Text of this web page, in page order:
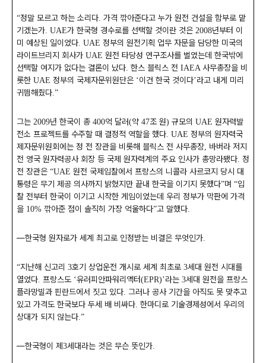
“정말 모르고 하는 소리다. 가격 깎아준다고 누가 원전 건설을 함부로 맡
기겠는가. UAE가 한국형 경수로를 선택할 것이란 것은 2008년부터 이
미 예상된 일이었다. UAE 정부의 원전기획 업무 자문을 담당한 미국의
라이트브리지 회사가 UAE 원전 타당성 연구조사를 벌였는데 한국밖에
선택할 여지가 없다는 결론이 났다. 한스 블릭스 전 IAEA 사무총장을 비
롯한 UAE 정부의 국제자문위원단은 ‘이건 한국 것이다’라고 내게 미리
귀띔해줬다.”
그는 2009년 한국이 총 400억 달러(약 47조 원) 규모의 UAE 원자력발
전소 프로젝트를 수주할 때 결정적 역할을 했다. UAE 정부의 원자력국
제자문위원회에는 정 전 장관을 비롯해 블릭스 전 사무총장, 바버라 저지
전 영국 원자력공사 회장 등 국제 원자력계의 주요 인사가 총망라됐다. 정
전 장관은 “UAE 원전 국제입찰에서 프랑스의 니콜라 사르코지 당시 대
통령은 무기 제공 의사까지 밝혔지만 끝내 한국을 이기지 못했다”며 “입
찰 전부터 한국이 이기고 시작한 게임이었는데 우리 정부가 막판에 가격
을 10% 깎아준 점이 솔직히 가장 억울하다”고 말했다.
―한국형 원자로가 세계 최고로 인정받는 비결은 무엇인가.
“지난해 신고리 3호기 상업운전 개시로 세계 최초로 3세대 원전 시대를
열었다. 프랑스도 ‘유러피안파워리액터 (EPR)’라는 3세대 원전을 프랑스
플라망빌과 핀란드에서 짓고 있다. 그러나 공사 기간을 아직도 못 맞추고
있고 가격도 한국보다 두세 배 비싸다. 한마디로 기술경제성에서 우리의
상대가 되지 않는다.”
―한국형이 제 3세대라는 것은 무슨 뜻인가.